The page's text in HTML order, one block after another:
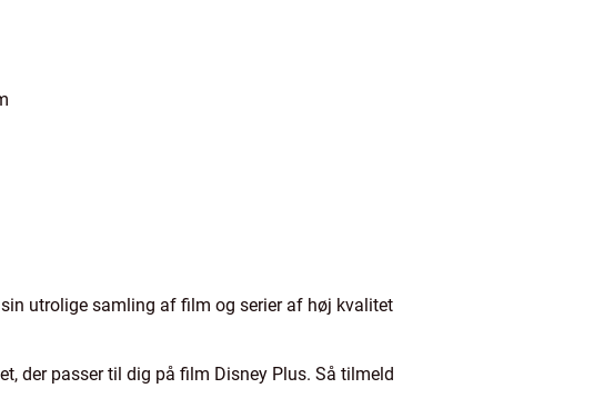
utrolige samling af film og serier af høj kvalitet
der passer til dig på film Disney Plus. Så tilmeld